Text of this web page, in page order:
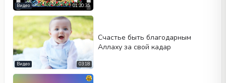
01:20:35
Видео
03:18
Видео
Cчастье быть благодарным
Аллаху за свой кадар